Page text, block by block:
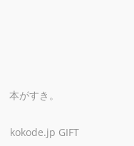
本がすき。
kokode.jp GIFT